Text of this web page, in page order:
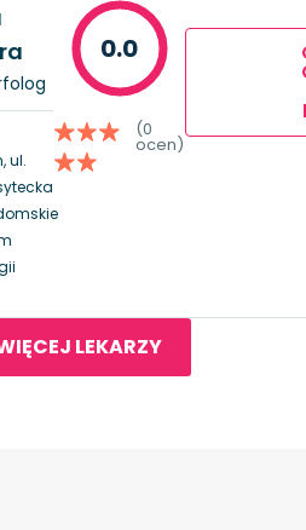
ul.
0.0
(0
ocen)
LEKARZY